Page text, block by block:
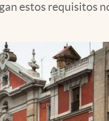
estos requisitos